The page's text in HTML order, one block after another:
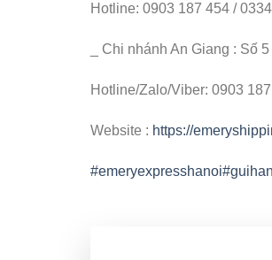
Hotline: 0903 187 454 /
_ Chi nhánh An Giang : Số
Hotline/Zalo/Viber: 0903
Website : https://
#emeryexpresshanoi